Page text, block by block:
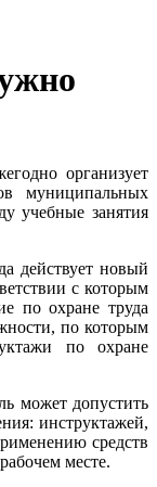
организует
муниципальных
учебные занятия
действует новый
с которым
по охране труда
по которым
по охране
может допустить
инструктажей,
средств
месте.